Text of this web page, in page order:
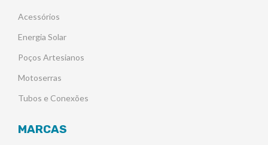
Acessórios
Energia Solar
Poços Artesianos
Motoserras
Tubos e Conexões
MARCAS